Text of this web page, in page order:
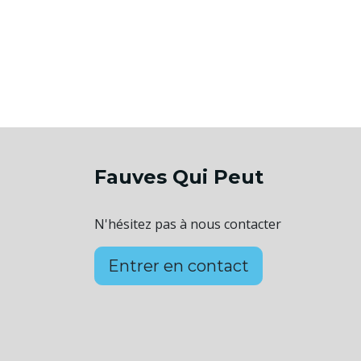
Fauves Qui Peut
N'hésitez pas à nous contacter
Entrer en contact